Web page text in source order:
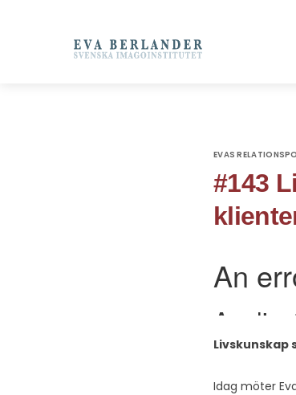
EVAS
#143
Livskunskap
Idag möter